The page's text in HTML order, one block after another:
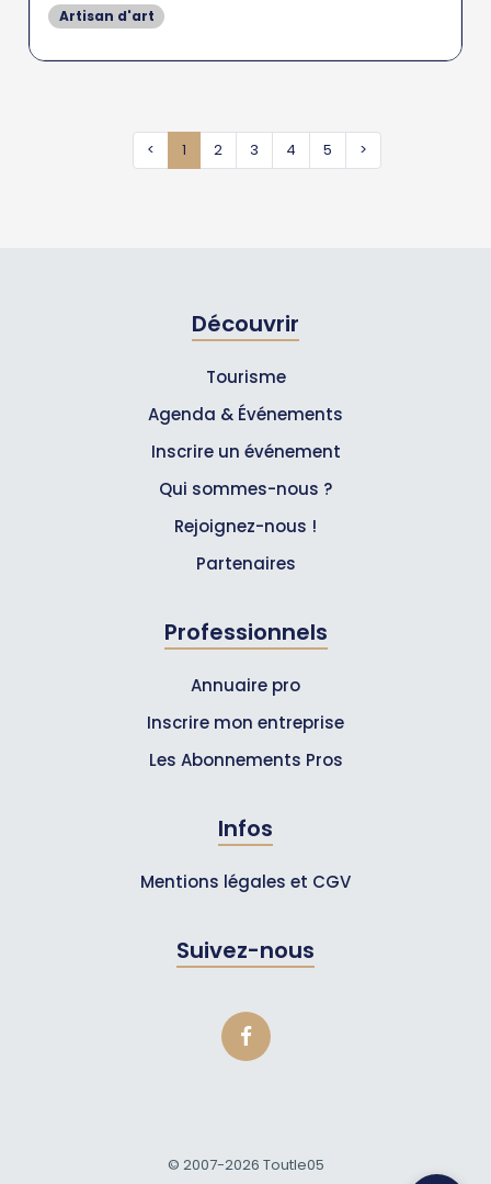
Artisan d'art
< 1 2 3 4 5 >
Découvrir
Tourisme
Agenda & Événements
Inscrire un événement
Qui sommes-nous ?
Rejoignez-nous !
Partenaires
Professionnels
Annuaire pro
Inscrire mon entreprise
Les Abonnements Pros
Infos
Mentions légales et CGV
Suivez-nous
© 2007-2026 Toutle05